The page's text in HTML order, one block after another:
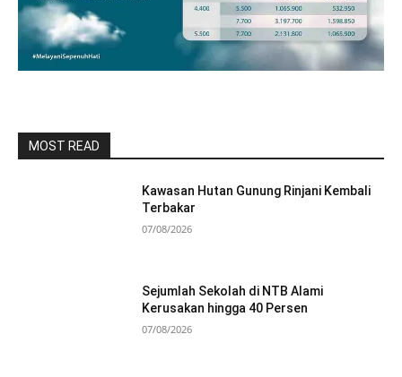
MOST READ
Kawasan Hutan Gunung Rinjani Kembali
Terbakar
07/08/2026
Sejumlah Sekolah di NTB Alami
Kerusakan hingga 40 Persen
07/08/2026